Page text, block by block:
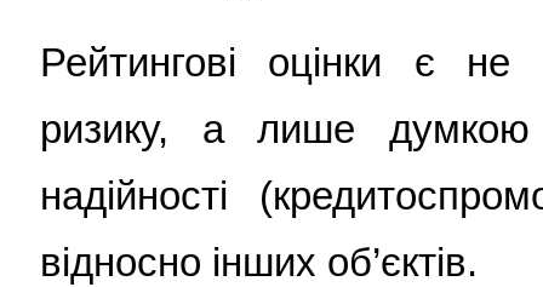
Рейтингові оцінки є
ризику, а лише думкою
надійності
відносно інших об’єктів.